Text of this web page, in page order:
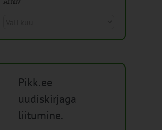
Pikk.ee
uudiskirjaga
liitumine.